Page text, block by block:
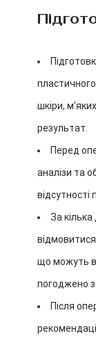
пластичного
шкіри,
результат.
Перед
аналізи та
відсутності
За
що можуть
погоджено з
Після